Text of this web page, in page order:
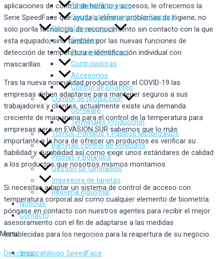
Terminal Presencia
Control de Temperatura Corporal
Control de accesos
Software
Terminal Accesos
Controladoras
Accesorios
Control de Errantes
Control de producción
Software
Terminales Producción
Tornos, Portillos y Pasillos Motorizados
Barreras control de vehículos
Pilonas y Bolardos
Gestión de Gimnasios
Impresora de tarjetas
Relojería industrial
Noticias
Contacto
Menu
Inicio
aplicaciones de control de horario y accesos, le ofrecemos la
Serie SpeedFace que ayuda a eliminar problemas de higiene; no
solo por la tecnología de reconocimiento sin contacto con la que
esta equipado, sino también por las nuevas funciones de
detección de temperatura e identificación individual con
mascarillas.
Tras la nueva normalidad producida por el COVID-19 las
empresas deben adaptarse para mantener seguros a sus
trabajadores y clientes, actualmente existe una demanda
creciente de maquinaria para el control de la temperatura para
empresas pero en EVASION SUR sabemos que lo más
importante a la hora de ofrecer un productos es verificar su
fiabilidad y durabilidad así como exigir unos estándares de calidad
a los productos que nosotros mismos montamos.
Si necesitas adaptar un sistema de control de acceso con
temperatura corporal así como cualquier elemento de biometría.
póngase en contacto con nuestros agentes para recibir el mejor
asesoramiento con el fin de adaptarse a las medidas
establecidas para los negocios para la reapertura de su negocio.
Descarga catálogo SpeedFace